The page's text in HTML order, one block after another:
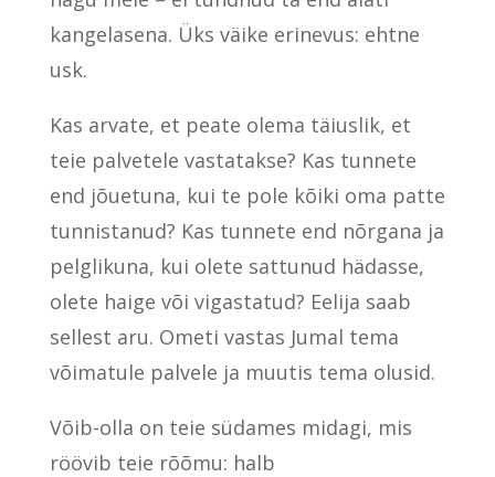
kangelasena. Üks väike erinevus: ehtne
usk.
Kas arvate, et peate olema täiuslik, et
teie palvetele vastatakse? Kas tunnete
end jõuetuna, kui te pole kõiki oma patte
tunnistanud? Kas tunnete end nõrgana ja
pelglikuna, kui olete sattunud hädasse,
olete haige või vigastatud? Eelija saab
sellest aru. Ometi vastas Jumal tema
võimatule palvele ja muutis tema olusid.
Võib-olla on teie südames midagi, mis
röövib teie rõõmu: halb